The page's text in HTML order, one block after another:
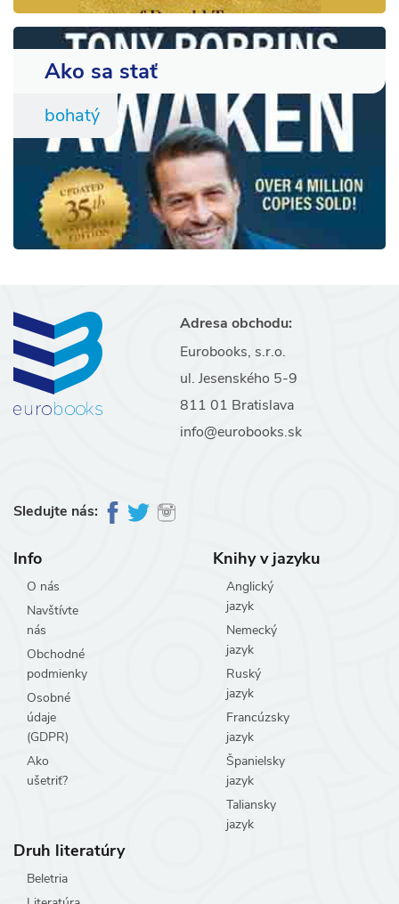
Ako sa stať
bohatý
Adresa obchodu:
Eurobooks, s.r.o.
ul. Jesenského 5-9
811 01 Bratislava
info@eurobooks.sk
Sledujte nás:
Info
O nás
Navštívte
nás
Obchodné
podmienky
Osobné
údaje
(GDPR)
Ako
ušetriť?
Knihy v jazyku
Anglický
jazyk
Nemecký
jazyk
Ruský
jazyk
Francúzsky
jazyk
Španielsky
jazyk
Taliansky
jazyk
Druh literatúry
Beletria